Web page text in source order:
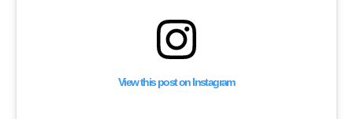
View this post on Instagram